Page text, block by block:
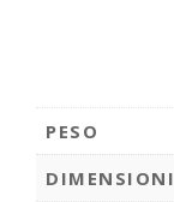
PESO
DIMENSIONI